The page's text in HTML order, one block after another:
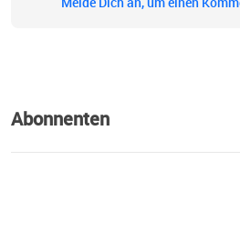
Abonnenten